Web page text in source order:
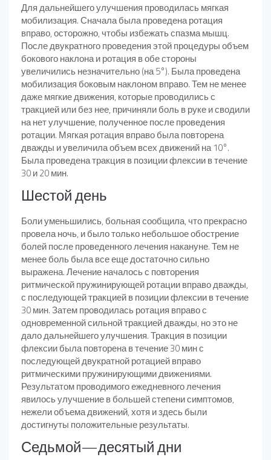
Для дальнейшего улучшения проводилась мягкая
мобилизация. Сначала была проведена ротация
вправо, осторожно, чтобы избежать спазма мышц.
После двукратного проведения этой процедуры объем
бокового наклона и ротация в обе стороны
увеличились незначительно (на 5°). Была проведена
мобилизация боковым наклоном вправо. Тем не менее
даже мягкие движения, которые проводились с
тракцией или без нее, причиняли боль в руке и сводили
на нет улучшение, полученное после проведения
ротации. Мягкая ротация вправо была повторена
дважды и увеличила объем всех движений на 10°.
Была проведена тракция в позиции флексии в течение
30 и 20 мин.
Шестой день
Боли уменьшились, больная сообщила, что прекрасно
провела ночь, и было только небольшое обострение
болей после проведенного лечения накануне. Тем не
менее боль была все еще достаточно сильно
выражена. Лечение началось с повторения
ритмической пружинирующей ротации вправо дважды,
с последующей тракцией в позиции флексии в течение
30 мин. Затем проводилась ротация вправо с
одновременной сильной тракцией дважды, но это не
дало дальнейшего улучшения. Тракция в позиции
флексии была повторена в течение 30 мин с
последующей двукратной ротацией вправо
ритмическими пружинирующими движениями.
Результатом проводимого ежедневного лечения
явилось улучшение в большей степени симптомов,
нежели объема движений, хотя и здесь были
достигнуты положительные результаты.
Седьмой—десятый дни